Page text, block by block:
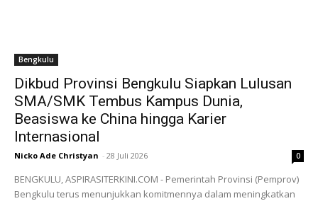
Bengkulu
Dikbud Provinsi Bengkulu Siapkan Lulusan
SMA/SMK Tembus Kampus Dunia,
Beasiswa ke China hingga Karier
Internasional
Nicko Ade Christyan - 28 Juli 2026 0
BENGKULU, ASPIRASITERKINI.COM - Pemerintah Provinsi (Pemprov)
Bengkulu terus menunjukkan komitmennya dalam meningkatkan